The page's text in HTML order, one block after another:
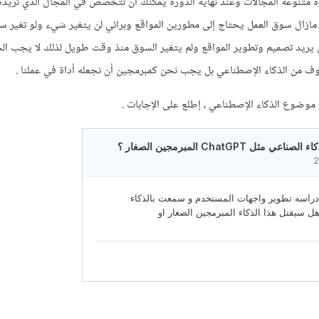
سوق العمل يحتاج إلى مطورين المواقع وبرائي لن يتغير شيء ولو
تصميم وتطوير المواقع ولم يتغير السوق منذ وقت طويل لذلك لا يجب
من الذكاء الإصطناعي بل يجب نحن كمبرمجين أن نجعله أداة في عملنا .
الذكاء الإصطناعي ، إطلع على الإجابات .